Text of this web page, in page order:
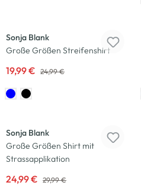
Sonja Blank
Große Größen Streifenshirt
19,99 € 24,99 €
Sonja Blank
Große Größen Shirt mit
Strassapplikation
24,99 € 29,99 €